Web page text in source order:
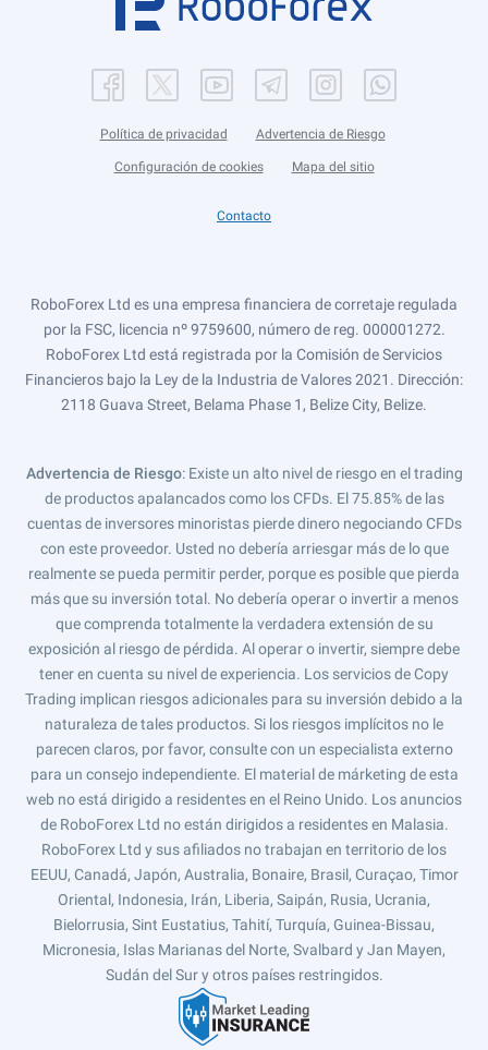
Política de privacidad Advertencia de Riesgo
Configuración de cookies Mapa del sitio
Contacto
RoboForex Ltd es una empresa financiera de corretaje regulada
por la FSC, licencia nº 9759600, número de reg. 000001272.
RoboForex Ltd está registrada por la Comisión de Servicios
Financieros bajo la Ley de la Industria de Valores 2021. Dirección:
2118 Guava Street, Belama Phase 1, Belize City, Belize.
Advertencia de Riesgo: Existe un alto nivel de riesgo en el trading
de productos apalancados como los CFDs. El 75.85% de las
cuentas de inversores minoristas pierde dinero negociando CFDs
con este proveedor. Usted no debería arriesgar más de lo que
realmente se pueda permitir perder, porque es posible que pierda
más que su inversión total. No debería operar o invertir a menos
que comprenda totalmente la verdadera extensión de su
exposición al riesgo de pérdida. Al operar o invertir, siempre debe
tener en cuenta su nivel de experiencia. Los servicios de Copy
Trading implican riesgos adicionales para su inversión debido a la
naturaleza de tales productos. Si los riesgos implícitos no le
parecen claros, por favor, consulte con un especialista externo
para un consejo independiente. El material de márketing de esta
web no está dirigido a residentes en el Reino Unido. Los anuncios
de RoboForex Ltd no están dirigidos a residentes en Malasia.
RoboForex Ltd y sus afiliados no trabajan en territorio de los
EEUU, Canadá, Japón, Australia, Bonaire, Brasil, Curaçao, Timor
Oriental, Indonesia, Irán, Liberia, Saipán, Rusia, Ucrania,
Bielorrusia, Sint Eustatius, Tahití, Turquía, Guinea-Bissau,
Micronesia, Islas Marianas del Norte, Svalbard y Jan Mayen,
Sudán del Sur y otros países restringidos.